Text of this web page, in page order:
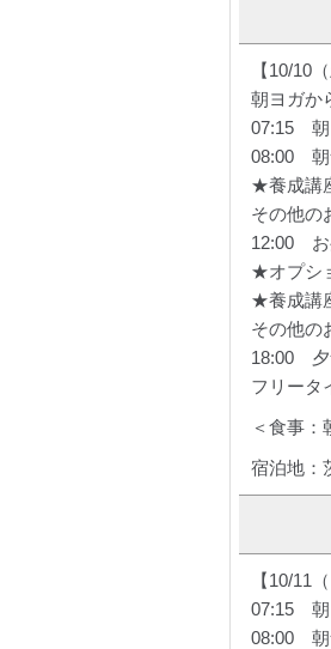
【10/10
朝ヨガか
07:15 朝
08:00 朝
★養成講
その他の
12:00 お
★オプシ
★養成講
その他の
18:00 夕
フリータ
＜食事
宿泊地：
【10/11
07:15 朝
08:00 朝